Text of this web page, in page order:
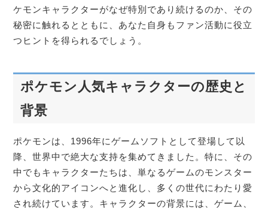
ケモンキャラクターがなぜ特別であり続けるのか、その
秘密に触れるとともに、あなた自身もファン活動に役立
つヒントを得られるでしょう。
ポケモン人気キャラクターの歴史と
背景
ポケモンは、1996年にゲームソフトとして登場して以
降、世界中で絶大な支持を集めてきました。特に、その
中でもキャラクターたちは、単なるゲームのモンスター
から文化的アイコンへと進化し、多くの世代にわたり愛
され続けています。キャラクターの背景には、ゲーム、